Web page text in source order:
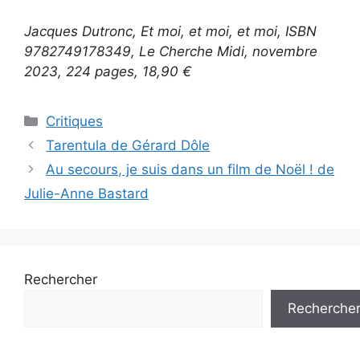
Jacques Dutronc, Et moi, et moi, et moi, ISBN
9782749178349, Le Cherche Midi, novembre
2023, 224 pages, 18,90 €
Critiques
Tarentula de Gérard Dôle
Au secours, je suis dans un film de Noël ! de
Julie-Anne Bastard
Rechercher
Rechercher